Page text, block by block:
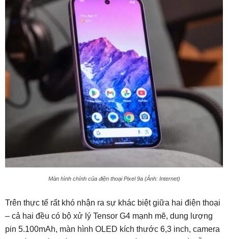
Màn hình chính của điện thoại Pixel 9a (Ảnh: Internet)
Trên thực tế rất khó nhận ra sự khác biệt giữa hai điện thoại
– cả hai đều có bộ xử lý Tensor G4 mạnh mẽ, dung lượng
pin 5.100mAh, màn hình OLED kích thước 6,3 inch, camera